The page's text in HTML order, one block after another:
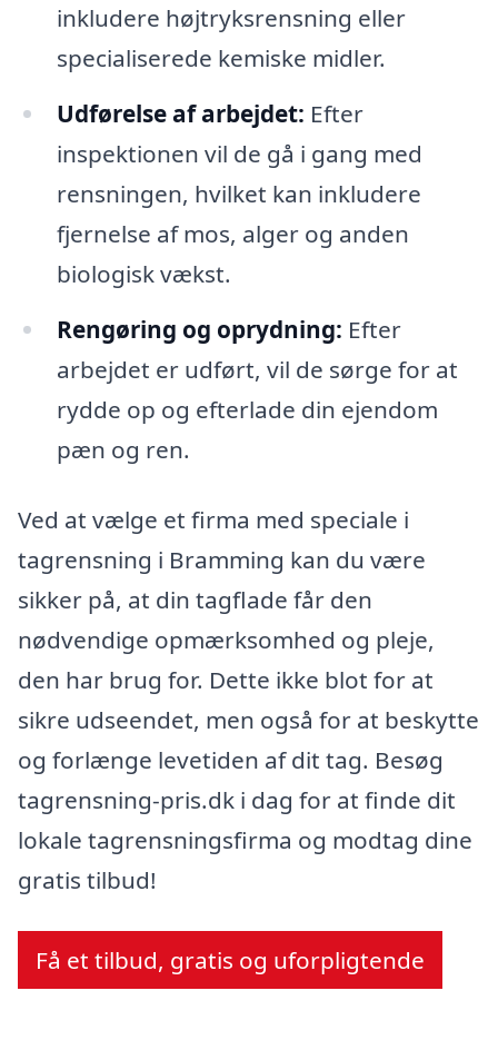
inkludere højtryksrensning eller
specialiserede kemiske midler.
Udførelse af arbejdet: Efter
inspektionen vil de gå i gang med
rensningen, hvilket kan inkludere
fjernelse af mos, alger og anden
biologisk vækst.
Rengøring og oprydning: Efter
arbejdet er udført, vil de sørge for at
rydde op og efterlade din ejendom
pæn og ren.
Ved at vælge et firma med speciale i
tagrensning i Bramming kan du være
sikker på, at din tagflade får den
nødvendige opmærksomhed og pleje,
den har brug for. Dette ikke blot for at
sikre udseendet, men også for at beskytte
og forlænge levetiden af dit tag. Besøg
tagrensning-pris.dk i dag for at finde dit
lokale tagrensningsfirma og modtag dine
gratis tilbud!
Få et tilbud, gratis og uforpligtende